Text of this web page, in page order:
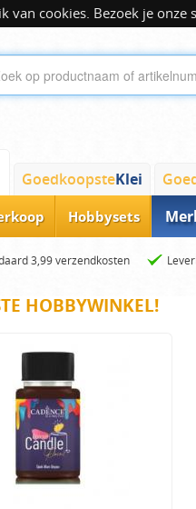
van cookies. Bezoek je
GoedkoopsteKlei
Hobbysets
3,99 verzendkosten
HOBBYWINKEL!